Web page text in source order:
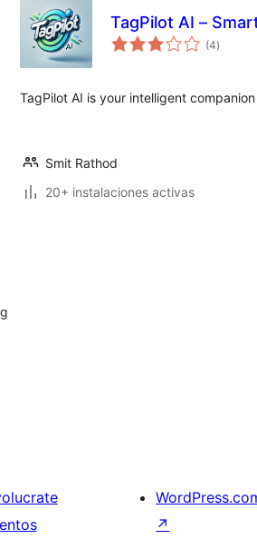
TagPilot AI –
(4total
de
)
TagPilot AI is your intelligent
Smit Rathod
20+ instalaciones activas
↗